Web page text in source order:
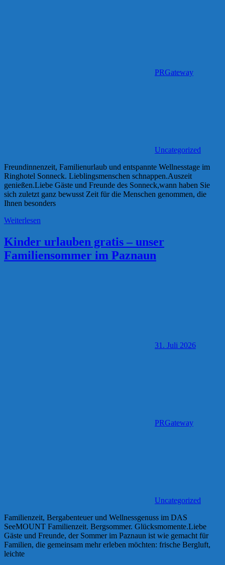
PRGateway
Uncategorized
Freundinnenzeit, Familienurlaub und entspannte Wellnesstage im
Ringhotel Sonneck. Lieblingsmenschen schnappen.Auszeit
genießen.Liebe Gäste und Freunde des Sonneck,wann haben Sie
sich zuletzt ganz bewusst Zeit für die Menschen genommen, die
Ihnen besonders
Weiterlesen
Kinder urlauben gratis – unser
Familiensommer im Paznaun
31. Juli 2026
PRGateway
Uncategorized
Familienzeit, Bergabenteuer und Wellnessgenuss im DAS
SeeMOUNT Familienzeit. Bergsommer. Glücksmomente.Liebe
Gäste und Freunde, der Sommer im Paznaun ist wie gemacht für
Familien, die gemeinsam mehr erleben möchten: frische Bergluft,
leichte